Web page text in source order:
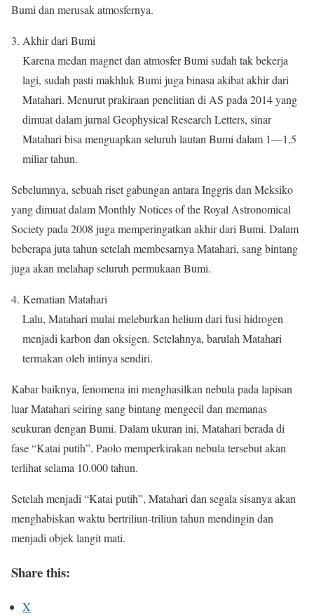
Bumi dan merusak atmosfernya.
Akhir dari Bumi
Karena medan magnet dan atmosfer Bumi sudah tak bekerja
lagi, sudah pasti makhluk Bumi juga binasa akibat akhir dari
Matahari. Menurut prakiraan penelitian di AS pada 2014 yang
dimuat dalam jurnal Geophysical Research Letters, sinar
Matahari bisa menguapkan seluruh lautan Bumi dalam 1—1,5
miliar tahun.
Sebelumnya, sebuah riset gabungan antara Inggris dan Meksiko
yang dimuat dalam Monthly Notices of the Royal Astronomical
Society pada 2008 juga memperingatkan akhir dari Bumi. Dalam
beberapa juta tahun setelah membesarnya Matahari, sang bintang
juga akan melahap seluruh permukaan Bumi.
Kematian Matahari
Lalu, Matahari mulai meleburkan helium dari fusi hidrogen
menjadi karbon dan oksigen. Setelahnya, barulah Matahari
termakan oleh intinya sendiri.
Kabar baiknya, fenomena ini menghasilkan nebula pada lapisan
luar Matahari seiring sang bintang mengecil dan memanas
seukuran dengan Bumi. Dalam ukuran ini, Matahari berada di
fase “Katai putih”. Paolo memperkirakan nebula tersebut akan
terlihat selama 10.000 tahun.
Setelah menjadi “Katai putih”, Matahari dan segala sisanya akan
menghabiskan waktu bertriliun-triliun tahun mendingin dan
menjadi objek langit mati.
Share this:
X